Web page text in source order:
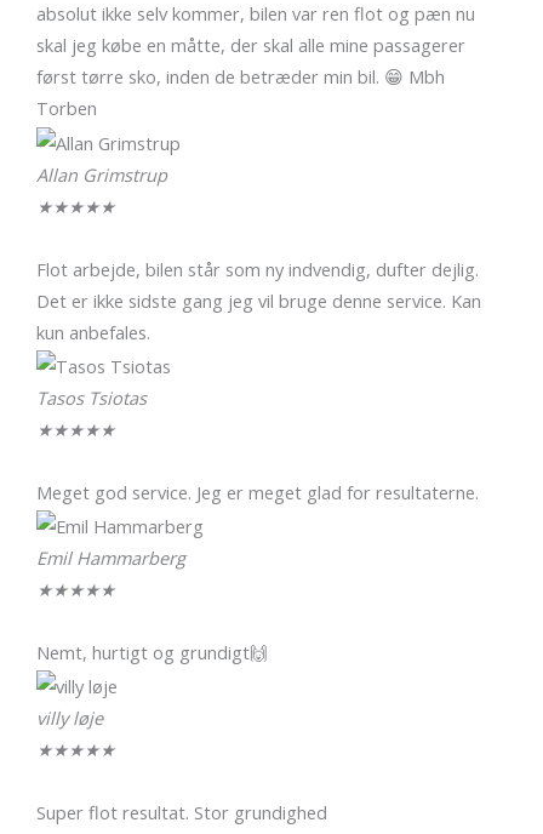
absolut ikke selv kommer, bilen var ren flot og pæn nu
skal jeg købe en måtte, der skal alle mine passagerer
først tørre sko, inden de betræder min bil. 😁 Mbh
Torben
Allan Grimstrup
★★★★★
Flot arbejde, bilen står som ny indvendig, dufter dejlig.
Det er ikke sidste gang jeg vil bruge denne service. Kan
kun anbefales.
Tasos Tsiotas
★★★★★
Meget god service. Jeg er meget glad for resultaterne.
Emil Hammarberg
★★★★★
Nemt, hurtigt og grundigt🙌
villy løje
★★★★★
Super flot resultat. Stor grundighed